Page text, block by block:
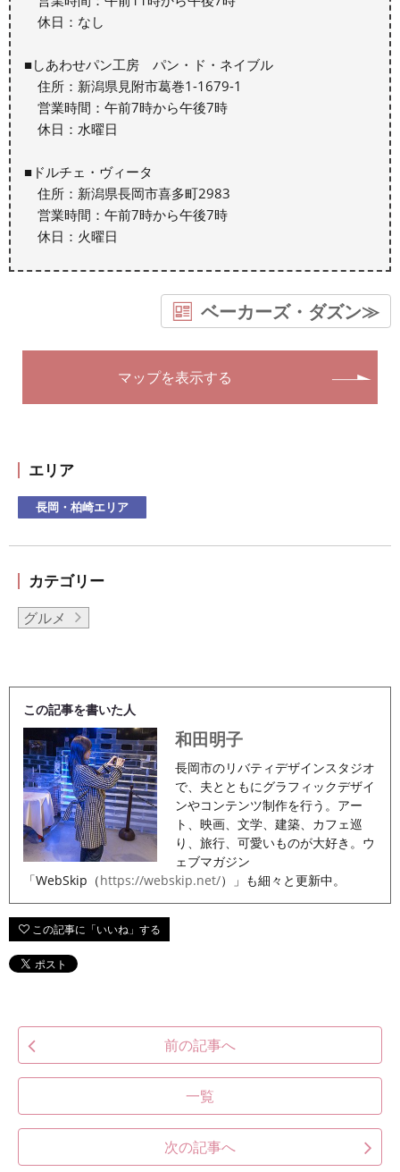
休日：なし
■しあわせパン工房 パン・ド・ネイブル
住所：新潟県見附市葛巻1-1679-1
営業時間：午前7時から午後7時
休日：水曜日
■ドルチェ・ヴィータ
住所：新潟県長岡市喜多町2983
営業時間：午前7時から午後7時
休日：火曜日
ベーカーズ・ダズン≫
マップを表示する
エリア
長岡・柏崎エリア
カテゴリー
グルメ
この記事を書いた人
和田明子
長岡市のリバティデザインスタジオ
で、夫とともにグラフィックデザイ
ンやコンテンツ制作を行う。アー
ト、映画、文学、建築、カフェ巡
り、旅行、可愛いものが大好き。ウ
ェブマガジン
「WebSkip（https://webskip.net/）」も細々と更新中。
前の記事へ
一覧
次の記事へ